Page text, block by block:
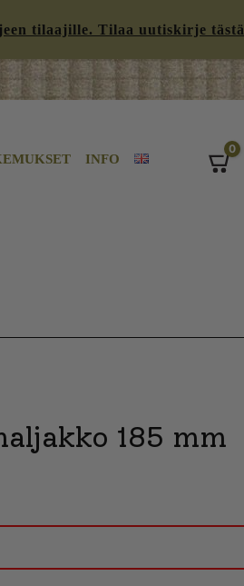
tilaajille. Tilaa uutiskirje tästä
INFO
0
185 mm